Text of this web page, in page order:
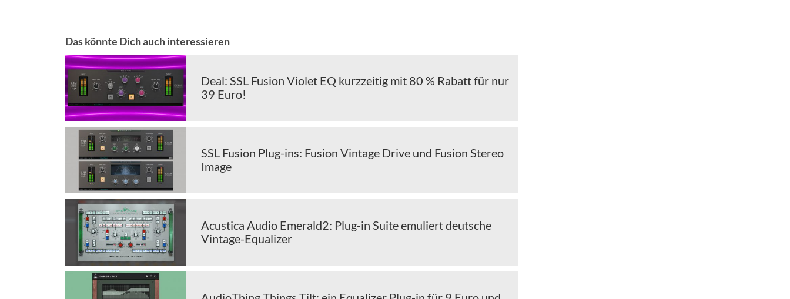
Das könnte Dich auch interessieren
Deal: SSL Fusion Violet EQ kurzzeitig mit 80 % Rabatt für nur
39 Euro!
SSL Fusion Plug-ins: Fusion Vintage Drive und Fusion Stereo
Image
Acustica Audio Emerald2: Plug-in Suite emuliert deutsche
Vintage-Equalizer